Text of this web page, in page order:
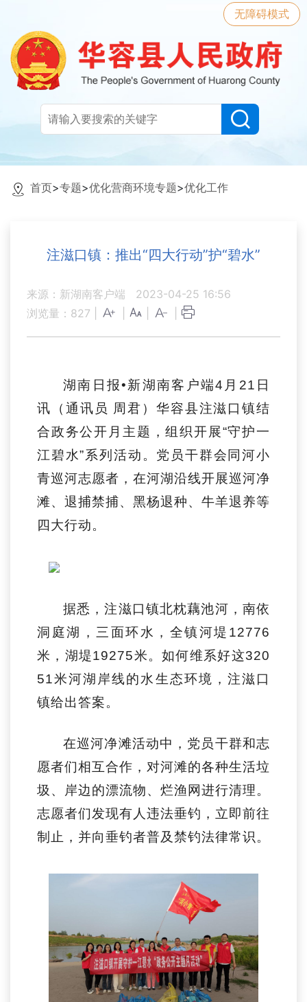
无障碍模式
首页>专题>优化营商环境专题>优化工作
注滋口镇：推出“四大行动”护“碧水”
来源：新湖南客户端
2023-04-25 16:56
浏览量： 827
湖南日报•新湖南客户端4月21日
讯（通讯员 周君）华容县注滋口镇结
合政务公开月主题，组织开展“守护一
江碧水”系列活动。党员干群会同河小
青巡河志愿者，在河湖沿线开展巡河净
滩、退捕禁捕、黑杨退种、牛羊退养等
四大行动。
据悉，注滋口镇北枕藕池河，南依
洞庭湖，三面环水，全镇河堤12776
米，湖堤19275米。如何维系好这320
51米河湖岸线的水生态环境，注滋口
镇给出答案。
在巡河净滩活动中，党员干群和志
愿者们相互合作，对河滩的各种生活垃
圾、岸边的漂流物、烂渔网进行清理。
志愿者们发现有人违法垂钓，立即前往
制止，并向垂钓者普及禁钓法律常识。